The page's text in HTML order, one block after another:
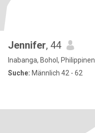
Jennifer, 44
Inabanga, Bohol, Philippinen
Suche: Männlich 42 - 62